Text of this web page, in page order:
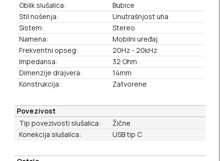
Oblik slušalica:
Bubice
Stil nošenja:
Unutrašnjost uha
Sistem:
Stereo
Namena:
Mobilni uređaj
Frekventni opseg:
20Hz - 20kHz
Impedansa:
32 Ohm
Dimenzije drajvera:
14mm
Konstrukcija:
Zatvorene
Povezivost
Tip povezivosti slušalica:
Žične
Konekcija slušalica:
USB tip C